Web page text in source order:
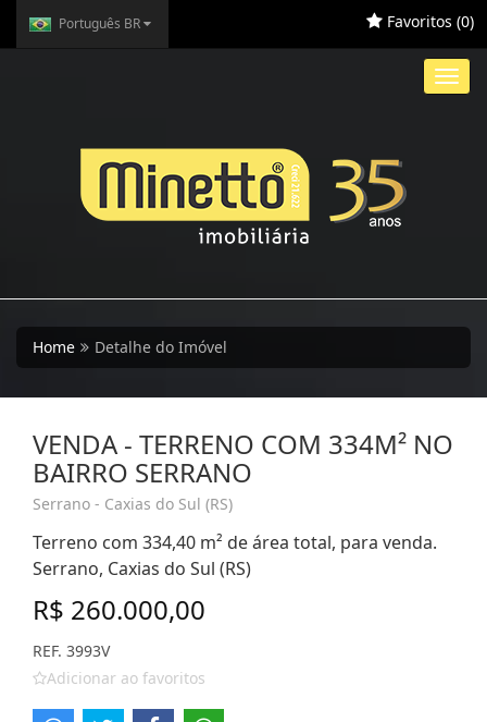
Português BR Favoritos (0)
Home Detalhe do Imóvel
VENDA - TERRENO COM 334M² NO
BAIRRO SERRANO
Serrano - Caxias do Sul (RS)
Terreno com 334,40 m² de área total, para venda.
Serrano, Caxias do Sul (RS)
R$ 260.000,00
REF. 3993V
Adicionar ao favoritos